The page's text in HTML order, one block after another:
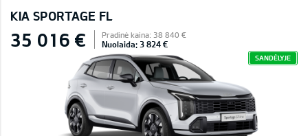
KIA SPORTAGE FL
35 016 € Pradinė kaina: 38 840 €
Nuolaida: 3 824 €
SANDĖLYJE